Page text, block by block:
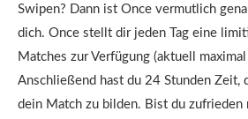
Swipen? Dann ist Once vermutlich
dich. Once stellt dir jeden Tag eine
Matches zur Verfügung (aktuell maximal
Anschließend hast du 24 Stunden Zeit,
dein Match zu bilden. Bist du zufrieden